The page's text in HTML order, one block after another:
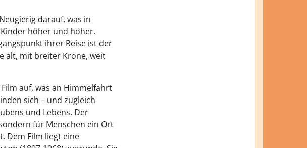
darauf, was in
höher und höher.
ihrer Reise ist der
alt, mit breiter Krone, weit
auf, was an Himmelfahrt
sich – und zugleich
und Lebens. Der
für Menschen ein Ort
Dem Film liegt eine